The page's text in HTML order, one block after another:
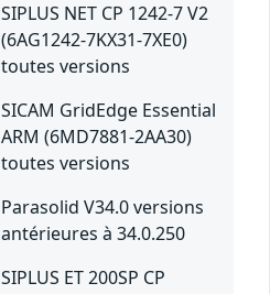
SIPLUS NET CP 1242-7 V2
(6AG1242-7KX31-7XE0)
toutes versions
SICAM GridEdge Essential
ARM (6MD7881-2AA30)
toutes versions
Parasolid V34.0 versions
antérieures à 34.0.250
SIPLUS ET 200SP CP